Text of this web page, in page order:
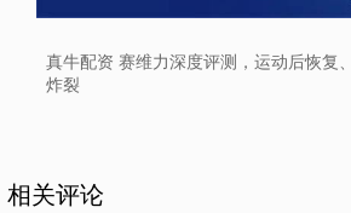
真牛配资 赛维力深度评测，运动后恢复
炸裂
相关评论